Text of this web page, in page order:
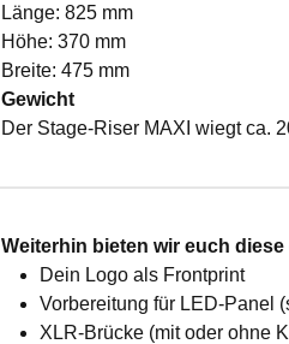
Länge: 825 mm
Höhe: 370 mm
Breite: 475 mm
Gewicht
Der Stage-Riser MAXI wiegt ca.
Weiterhin bieten wir euch
Dein Logo als Frontprint
Vorbereitung für LED-Panel
XLR-Brücke (mit oder ohne